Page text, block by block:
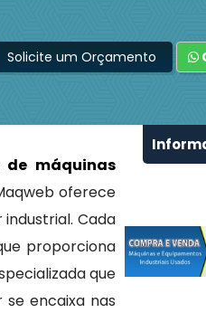
Solicite um Orçamento
de máquinas
oferece
Cada
proporciona
que
encaixa nas